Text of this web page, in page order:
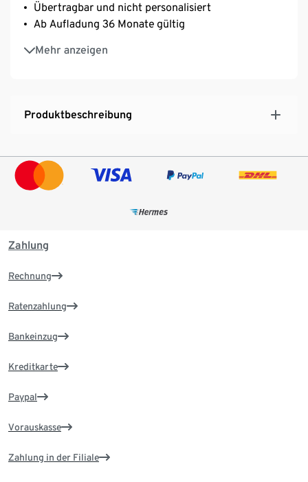
Übertragbar und nicht personalisiert
Ab Aufladung 36 Monate gültig
Mehr anzeigen
Vom Umtausch ausgeschlossen & kann nicht gegen
Bargeld ausgezahlt werden
Geschenkkarte wird nach Eingang Ihrer Zahlung
Bitte beachten Sie, dass Sie online pro Bestellung
nur eine Geschenkkarte kaufen können. Sofern sich
bereits eine Geschenkkarte im Warenkorb befindet,
wird diese mit einer neuen Geschenkkarte
Mehr Infos zur Geschenkkarte finden Sie hier:
Produktbeschreibung
Zahlung
Rechnung
Ratenzahlung
Bankeinzug
Kreditkarte
Paypal
Vorauskasse
Zahlung in der Filiale